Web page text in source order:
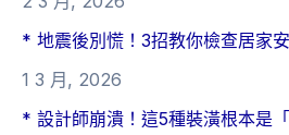
* 地震後別慌！3招教你檢查居家
1 3 月, 2026
* 設計師崩潰！這5種裝潢根本是